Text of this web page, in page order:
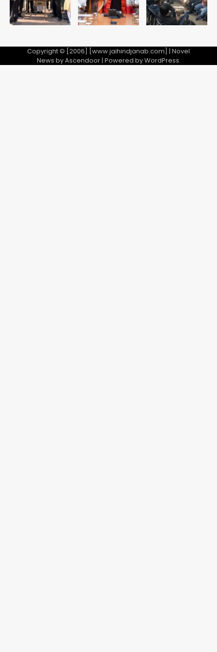
Copyright © [2006] [www.jaihindjanab.com] | Novel
News byAscendoor| Powered byWordPress.